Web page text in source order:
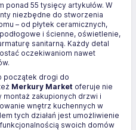
ponad 55 tysięcy artykułów. W
niezbędne do stworzenia
– od płytek ceramicznych,
i ścienne, oświetlenie,
sanitarną. Każdy detal
oczekiwaniom nawet
początek drogi do
Merkury Market oferuje nie
zakupionych drzwi i
wnętrz kuchennych w
tych działań jest umożliwienie
swoich domów